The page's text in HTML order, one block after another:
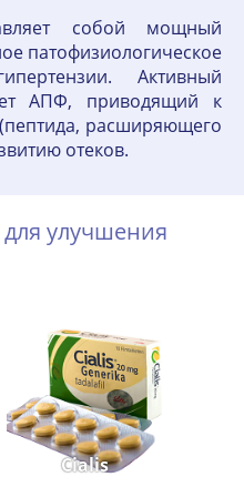
собой мощный
патофизиологическое
Активный
АПФ, приводящий к
расширяющего
отеков.
улучшения
Cialis